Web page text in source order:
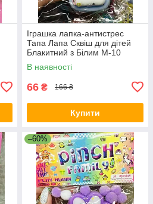
Іграшка лапка-антистрес
Тапа Лапа Сквіш для дітей
Блакитний з Білим М-10
В наявності
66 ₴ 166 ₴
Купити
–60%